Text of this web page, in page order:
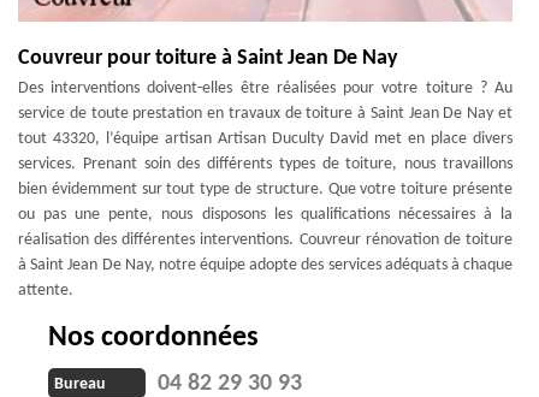
Couvreur pour toiture à Saint Jean De Nay
Des interventions doivent-elles être réalisées pour votre toiture ? Au
service de toute prestation en travaux de toiture à Saint Jean De Nay et
tout 43320, l’équipe artisan Artisan Duculty David met en place divers
services. Prenant soin des différents types de toiture, nous travaillons
bien évidemment sur tout type de structure. Que votre toiture présente
ou pas une pente, nous disposons les qualifications nécessaires à la
réalisation des différentes interventions. Couvreur rénovation de toiture
à Saint Jean De Nay, notre équipe adopte des services adéquats à chaque
attente.
Nos coordonnées
Bureau 04 82 29 30 93